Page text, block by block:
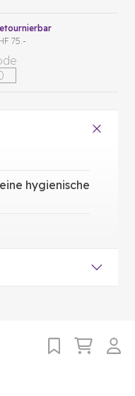
75.-
hygienische